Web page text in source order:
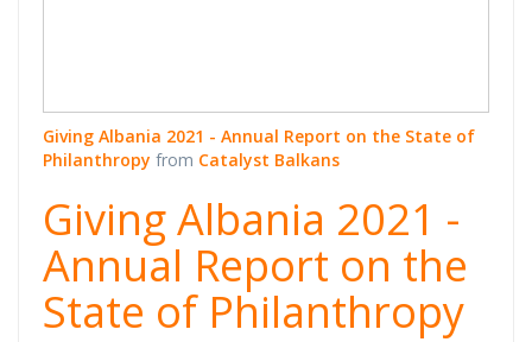
Giving Albania 2021 - Annual Report on the State of
Philanthropy from Catalyst Balkans
Giving Albania 2021 -
Annual Report on the
State of Philanthropy